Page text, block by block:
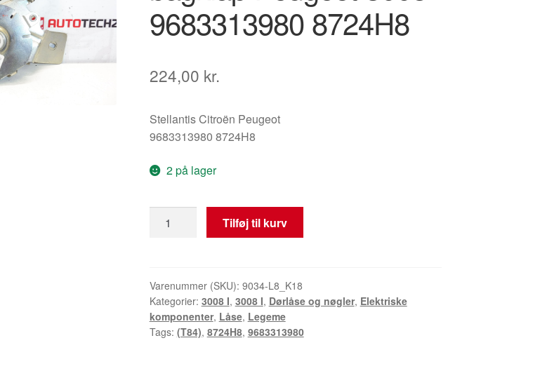
9683313980 8724H8
224,00 kr.
Stellantis Citroën Peugeot
9683313980 8724H8
2 på lager
Begrænsningskabel
3008
9683313980
8724H8
antal
Tilføj til kurv
Varenummer (SKU): 9034-L8_K18
Kategorier: 3008 I, 3008 I, Dørlåse og nøgler, Elektriske
komponenter, Låse, Legeme
Tags: (T84), 8724H8, 9683313980